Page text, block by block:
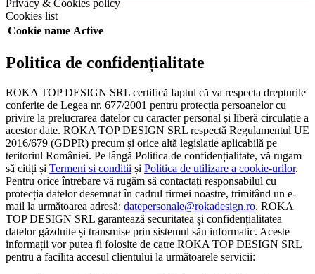
Privacy & Cookies policy
Cookies list
Cookie name Active
Politica de confidențialitate
ROKA TOP DESIGN SRL certifică faptul că va respecta drepturile
conferite de Legea nr. 677/2001 pentru protecția persoanelor cu
privire la prelucrarea datelor cu caracter personal și liberă circulație a
acestor date. ROKA TOP DESIGN SRL respectă Regulamentul UE
2016/679 (GDPR) precum și orice altă legislație aplicabilă pe
teritoriul României. Pe lângă Politica de confidențialitate, vă rugam
să citiți și Termeni si conditii și Politica de utilizare a cookie-urilor.
Pentru orice întrebare vă rugăm să contactați responsabilul cu
protecția datelor desemnat în cadrul firmei noastre, trimitând un e-
mail la următoarea adresă: datepersonale@rokadesign.ro. ROKA
TOP DESIGN SRL garantează securitatea și confidențialitatea
datelor găzduite și transmise prin sistemul său informatic. Aceste
informații vor putea fi folosite de catre ROKA TOP DESIGN SRL
pentru a facilita accesul clientului la următoarele servicii: